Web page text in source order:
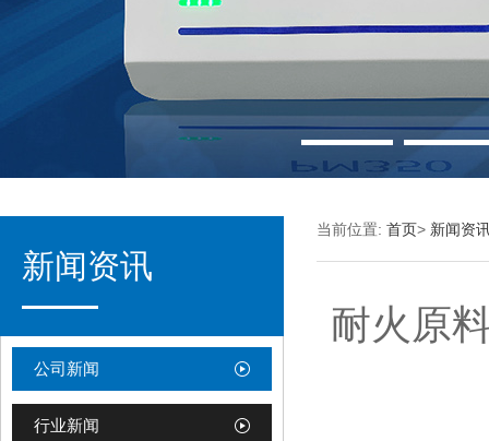
新闻资讯
公司新闻
行业新闻
当前位置: 首页> 新闻资
耐火原